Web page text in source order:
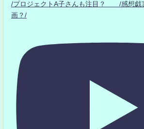
/プロジェクトA子さんも注目？ /感想戯
画？/